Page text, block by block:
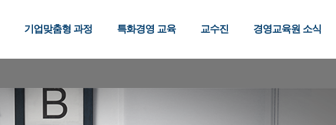
기업맞춤형 과정 특화경영 교육 교수진 경영교육원 소식